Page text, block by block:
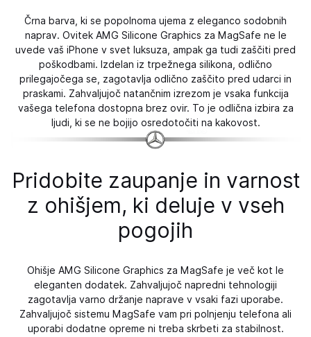
Črna barva, ki se popolnoma ujema z eleganco sodobnih
naprav. Ovitek AMG Silicone Graphics za MagSafe ne le
uvede vaš iPhone v svet luksuza, ampak ga tudi zaščiti pred
poškodbami. Izdelan iz trpežnega silikona, odlično
prilegajočega se, zagotavlja odlično zaščito pred udarci in
praskami. Zahvaljujoč natančnim izrezom je vsaka funkcija
vašega telefona dostopna brez ovir. To je odlična izbira za
ljudi, ki se ne bojijo osredotočiti na kakovost.
Pridobite zaupanje in varnost
z ohišjem, ki deluje v vseh
pogojih
Ohišje AMG Silicone Graphics za MagSafe je več kot le
eleganten dodatek. Zahvaljujoč napredni tehnologiji
zagotavlja varno držanje naprave v vsaki fazi uporabe.
Zahvaljujoč sistemu MagSafe vam pri polnjenju telefona ali
uporabi dodatne opreme ni treba skrbeti za stabilnost.